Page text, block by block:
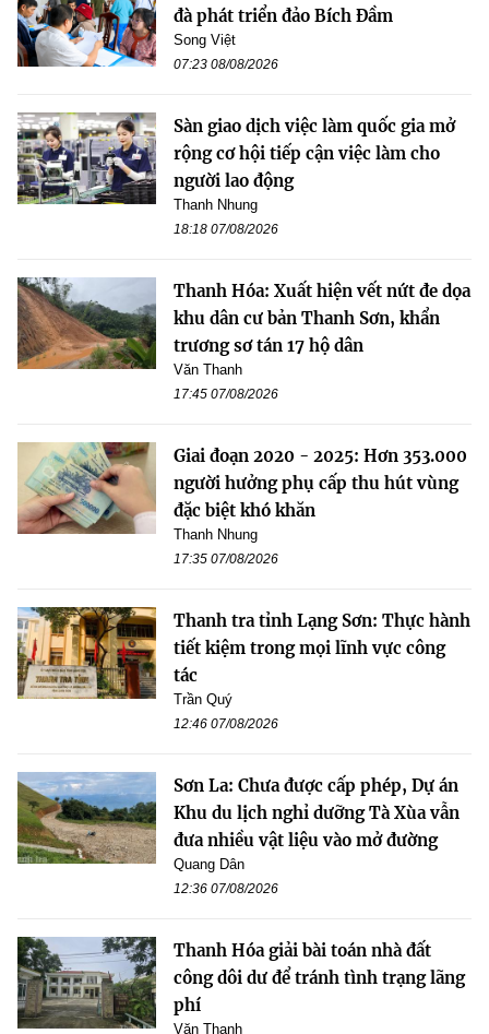
đà phát triển đảo Bích Đầm
Song Việt
07:23 08/08/2026
Sàn giao dịch việc làm quốc gia mở
rộng cơ hội tiếp cận việc làm cho
người lao động
Thanh Nhung
18:18 07/08/2026
Thanh Hóa: Xuất hiện vết nứt đe dọa
khu dân cư bản Thanh Sơn, khẩn
trương sơ tán 17 hộ dân
Văn Thanh
17:45 07/08/2026
Giai đoạn 2020 - 2025: Hơn 353.000
người hưởng phụ cấp thu hút vùng
đặc biệt khó khăn
Thanh Nhung
17:35 07/08/2026
Thanh tra tỉnh Lạng Sơn: Thực hành
tiết kiệm trong mọi lĩnh vực công
tác
Trần Quý
12:46 07/08/2026
Sơn La: Chưa được cấp phép, Dự án
Khu du lịch nghỉ dưỡng Tà Xùa vẫn
đưa nhiều vật liệu vào mở đường
Quang Dân
12:36 07/08/2026
Thanh Hóa giải bài toán nhà đất
công dôi dư để tránh tình trạng lãng
phí
Văn Thanh